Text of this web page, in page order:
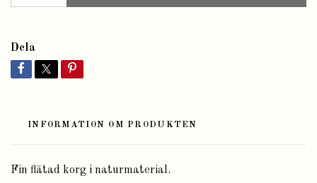
Dela
INFORMATION OM PRODUKTEN
Fin flätad korg i naturmaterial.